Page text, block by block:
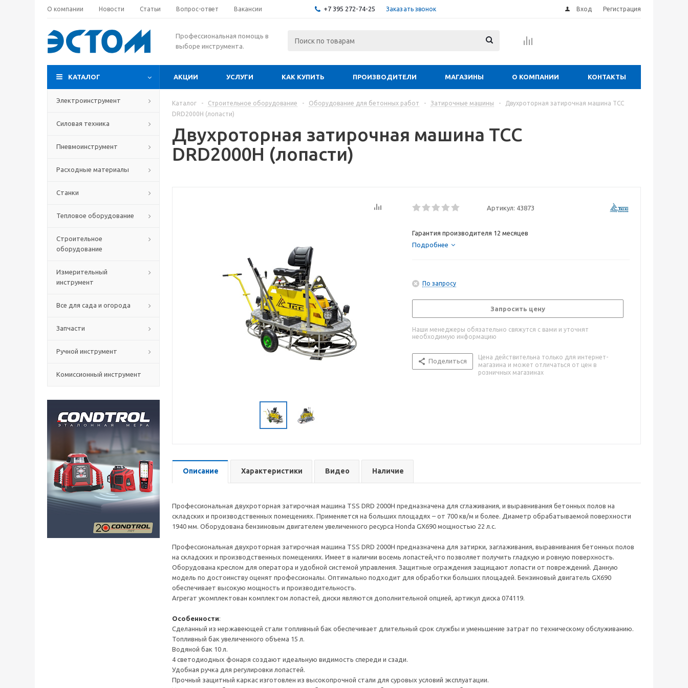
О компании Новости Статьи Вопрос-ответ Вакансии +7 395 272-74-25 Заказать звонок Вход Регистрация
Профессиональная помощь в
выборе инструмента.
КАТАЛОГ АКЦИИ УСЛУГИ КАК КУПИТЬ ПРОИЗВОДИТЕЛИ МАГАЗИНЫ О КОМПАНИИ КОНТАКТЫ
Электроинструмент
Силовая техника
Пневмоинструмент
Расходные материалы
Станки
Тепловое оборудование
Строительное
оборудование
Измерительный
инструмент
Все для сада и огорода
Запчасти
Ручной инструмент
Комиссионный инструмент
Каталог - Строительное оборудование - Оборудование для бетонных работ - Затирочные машины -
Двухроторная затирочная машина ТСС
DRD2000H (лопасти)
Двухроторная затирочная машина ТСС
DRD2000H (лопасти)
Артикул: 43873
Гарантия производителя 12 месяцев
Подробнее
По запросу
Запросить цену
Наши менеджеры обязательно свяжутся с вами и уточнят
необходимую информацию
Поделиться
Цена действительна только для интернет-
магазина и может отличаться от цен в
розничных магазинах
Описание Характеристики Видео Наличие
Профессиональная двухроторная затирочная машина TSS DRD 2000H предназначена для сглаживания, и выравнивания бетонных полов на
складских и производственных помещениях. Применяется на больших площадях – от 700 кв/м и более. Диаметр обрабатываемой поверхности
1940 мм. Оборудована бензиновым двигателем увеличенного ресурса Honda GX690 мощностью 22 л.с.
Профессиональная двухроторная затирочная машина TSS DRD 2000H предназначена для затирки, заглаживания, выравнивания бетонных полов
на складских и производственных помещениях. Имеет в наличии восемь лопастей,что позволяет получить гладкую и ровную поверхность.
Оборудована креслом для оператора и удобной системой управления. Защитные ограждения защищают лопасти от повреждений. Данную
модель по достоинству оценят профессионалы. Оптимально подходит для обработки больших площадей. Бензиновый двигатель GX690
обеспечивает высокую мощность и производительность.
Агрегат укомплектован комплектом лопастей, диски являются дополнительной опцией, артикул диска 074119.
Особенности:
Сделанный из нержавеющей стали топливный бак обеспечивает длительный срок службы и уменьшение затрат по техническому обслуживанию.
Топливный бак увеличенного объема 15 л.
Водяной бак 10 л.
4 светодиодных фонаря создают идеальную видимость спереди и сзади.
Удобная ручка для регулировки лопастей.
Прочный защитный каркас изготовлен из высокопрочной стали для суровых условий эксплуатации.